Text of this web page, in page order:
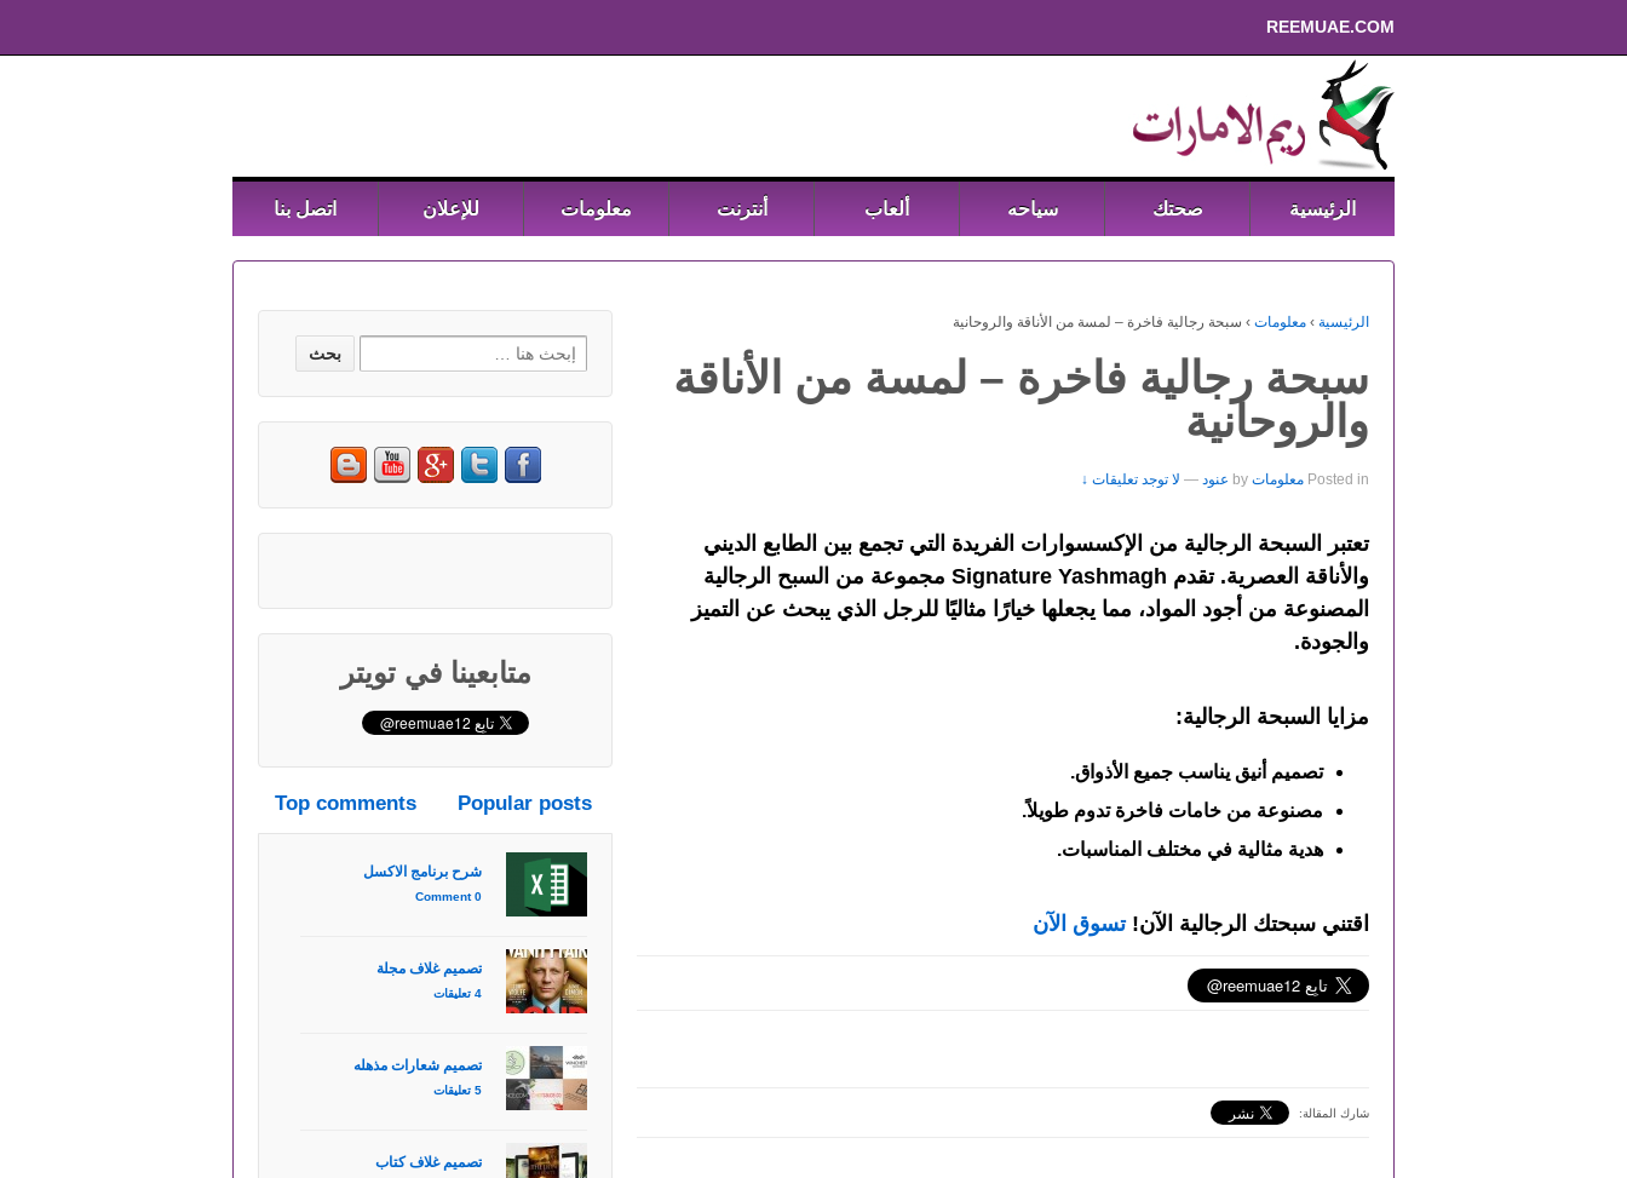
REEMUAE.COM
الرئيسية صحتك سياحه ألعاب أنترنت معلومات للإعلان اتصل بنا
الرئيسية › معلومات › سبحة رجالية فاخرة – لمسة من الأناقة والروحانية
سبحة رجالية فاخرة – لمسة من الأناقة
والروحانية
Posted in معلومات by عنود — لا توجد تعليقات ↓
تعتبر السبحة الرجالية من الإكسسوارات الفريدة التي تجمع بين الطابع الديني
والأناقة العصرية. تقدم Signature Yashmagh مجموعة من السبح الرجالية
المصنوعة من أجود المواد، مما يجعلها خيارًا مثاليًا للرجل الذي يبحث عن التميز
والجودة.
مزايا السبحة الرجالية:
تصميم أنيق يناسب جميع الأذواق.
مصنوعة من خامات فاخرة تدوم طويلاً.
هدية مثالية في مختلف المناسبات.
اقتني سبحتك الرجالية الآن! تسوق الآن
شارك المقالة:
Search for:
متابعينا في تويتر
Popular posts
Top comments
شرح برنامج الاكسل
0 Comment
تصميم غلاف مجلة
4 تعليقات
تصميم شعارات مذهله
5 تعليقات
تصميم غلاف كتاب